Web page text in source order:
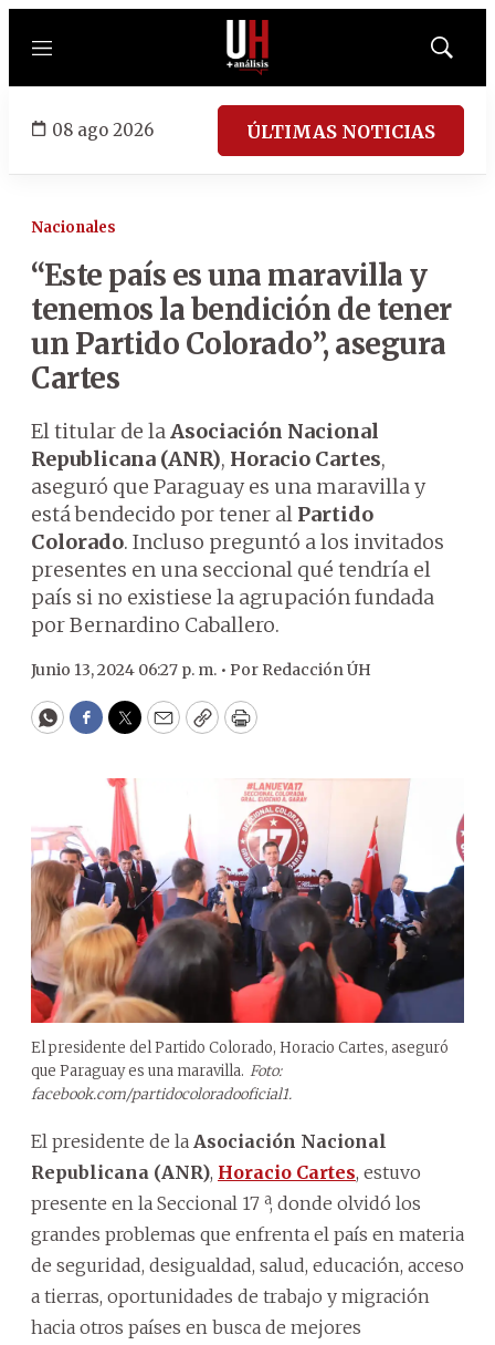
Menú
Mostrar
08 ago 2026 ÚLTIMAS NOTICIAS
Nacionales
“Este país es una maravilla y
tenemos la bendición de tener
un Partido Colorado”, asegura
Cartes
El titular de laAsociación Nacional
Republicana (ANR), Horacio Cartes,
aseguró que Paraguay es una maravilla y
está bendecido por tener al Partido
Colorado. Incluso preguntó a los invitados
presentes en una seccional qué tendría el
país si no existiese la agrupación fundada
por Bernardino Caballero.
Junio 13, 2024 06:27 p. m. • Por Redacción ÚH
WhatsApp
Facebook
Twitter
EmailCopyPrint
El presidente del Partido Colorado, Horacio Cartes, aseguró
que Paraguay es una maravilla. Foto:
facebook.com/partidocoloradooficial1.
El presidente de la Asociación Nacional
Republicana (ANR), Horacio Cartes, estuvo
presente en la Seccional 17 ª, donde olvidó los
grandes problemas que enfrenta el país en materia
de seguridad, desigualdad, salud, educación, acceso
a tierras, oportunidades de trabajo y migración
hacia otros países en busca de mejores